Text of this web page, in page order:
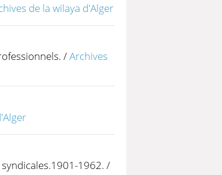
de la wilaya d'Alger
/Archives
1962. /